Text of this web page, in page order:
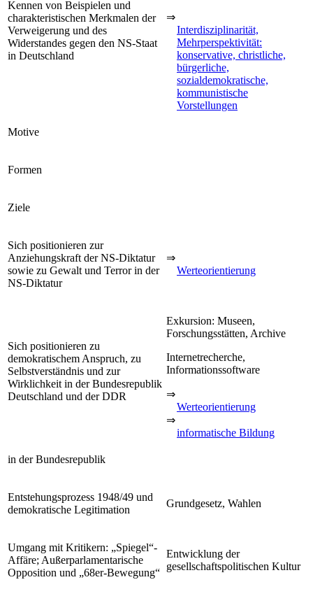
Kennen von Beispielen und
charakteristischen Merkmalen der
Verweigerung und des
Widerstandes gegen den NS-Staat
in Deutschland
⇒
Interdisziplinarität,
Mehrperspektivität:
konservative, christliche,
bürgerliche,
sozialdemokratische,
kommunistische
Vorstellungen
Motive
Formen
Ziele
Sich positionieren zur
Anziehungskraft der NS-Diktatur
sowie zu Gewalt und Terror in der
NS-Diktatur
⇒
Werteorientierung
Sich positionieren zu
demokratischem Anspruch, zu
Selbstverständnis und zur
Wirklichkeit in der Bundesrepublik
Deutschland und der DDR
Exkursion: Museen,
Forschungsstätten, Archive
Internetrecherche,
Informationssoftware
⇒
Werteorientierung
⇒
informatische Bildung
in der Bundesrepublik
Entstehungsprozess 1948/49 und
demokratische Legitimation
Grundgesetz, Wahlen
Umgang mit Kritikern: „Spiegel“-
Affäre; Außerparlamentarische
Opposition und „68er-Bewegung“
Entwicklung der
gesellschaftspolitischen Kultur